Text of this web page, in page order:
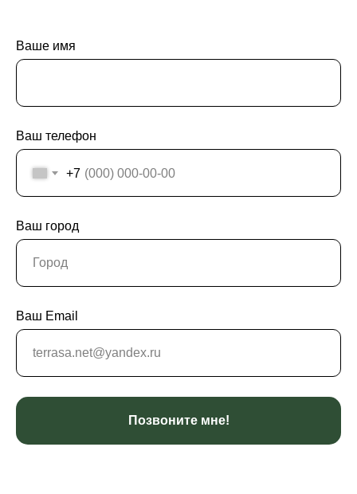
Ваше имя
Ваш телефон
+7
Ваш город
Ваш Email
Позвоните мне!